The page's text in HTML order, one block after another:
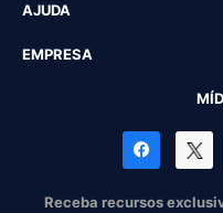
AJUDA
EMPRESA
Receba recursos